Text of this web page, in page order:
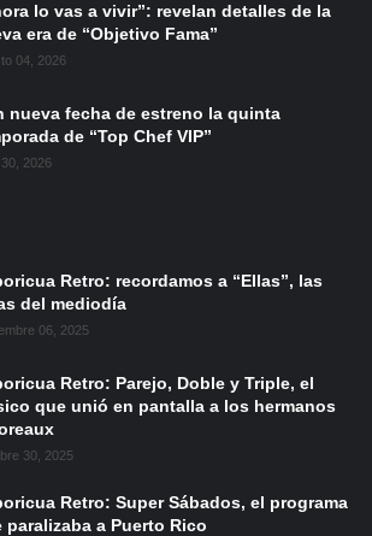
lo vas a vivir”: revelan detalles de la
era de “Objetivo Fama”
04, 2026
nueva fecha de estreno la quinta
de “Top Chef VIP”
2026
Retro: recordamos a “Ellas”, las
del mediodía
06, 2025
Retro: Parejo, Doble y Triple, el
que unió en pantalla a los hermanos
30, 2025
Retro: Super Sábados, el programa
paralizaba a Puerto Rico